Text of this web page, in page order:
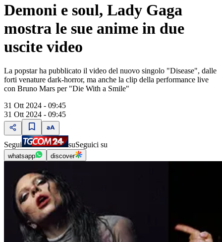
Demoni e soul, Lady Gaga
mostra le sue anime in due
uscite video
La popstar ha pubblicato il video del nuovo singolo "Disease", dalle
forti venature dark-horror, ma anche la clip della performance live
con Bruno Mars per "Die With a Smile"
31 Ott 2024 - 09:45
31 Ott 2024 - 09:45
Segui suSeguici su
whatsapp discover